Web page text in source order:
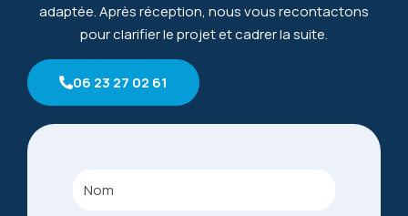
adaptée. Après réception, nous vous recontactons
pour clarifier le projet et cadrer la suite.
06 23 27 02 61